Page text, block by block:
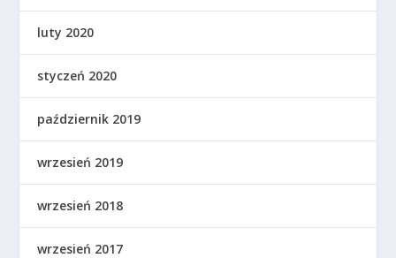
luty 2020
styczeń 2020
październik 2019
wrzesień 2019
wrzesień 2018
wrzesień 2017